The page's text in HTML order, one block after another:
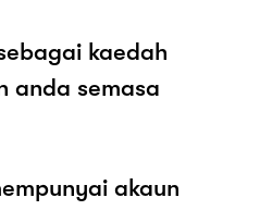
kaedah
anda semasa
akaun